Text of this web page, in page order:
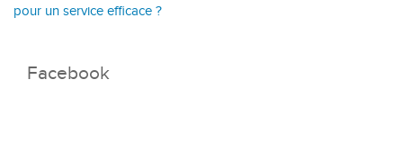
pour un service efficace ?
Facebook